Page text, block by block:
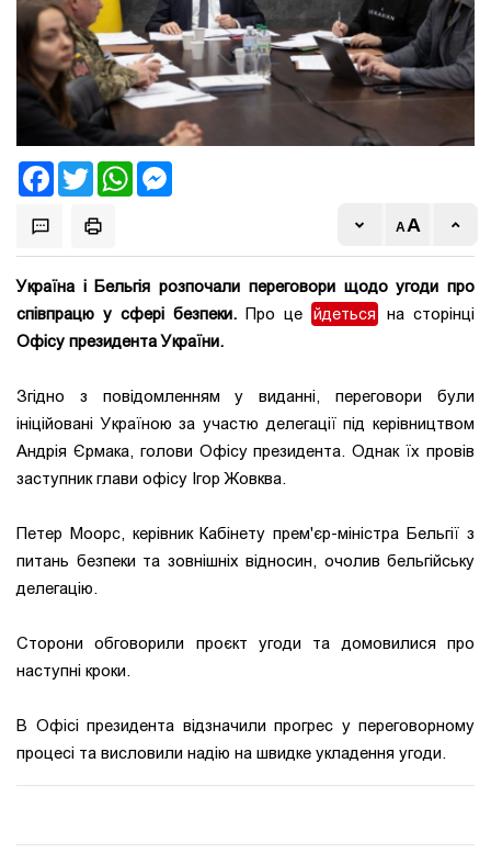
FacebookTwitter WhatsApp
Україна і Бельгія розпочали переговори щодо угоди про
співпрацю у сфері безпеки. Про це йдеться
на сторінці
Офісу президента України.
Згідно з повідомленням у виданні, переговори були
ініційовані Україною за участю делегації під керівництвом
Андрія Єрмака, голови Офісу президента. Однак їх провів
заступник глави офісу Ігор Жовква.
Петер Моорс, керівник Кабінету прем'єр-міністра Бельгії з
питань безпеки та зовнішніх відносин, очолив бельгійську
делегацію.
Сторони обговорили проєкт угоди та домовилися про
наступні кроки.
В Офісі президента відзначили прогрес у переговорному
процесі та висловили надію на швидке укладення угоди.